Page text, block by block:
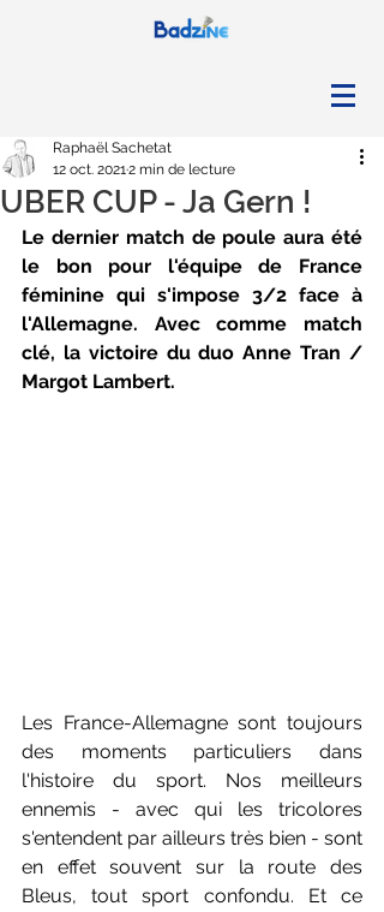
UBER CUP - Ja Gern !
Raphaël Sachetat
12 oct. 20212 min de lecture
Le dernier match de poule aura été
le bon pour l'équipe de France
féminine qui s'impose 3/2 face à
l'Allemagne. Avec comme match
clé, la victoire du duo Anne Tran /
Margot Lambert.
Les France-Allemagne sont toujours
des moments particuliers dans
l'histoire du sport. Nos meilleurs
ennemis - avec qui les tricolores
s'entendent par ailleurs très bien - sont
en effet souvent sur la route des
Bleus, tout sport confondu. Et ce